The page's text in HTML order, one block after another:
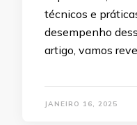
técnicos e
desempenho
artigo, vamos
JANEIRO 16, 2025